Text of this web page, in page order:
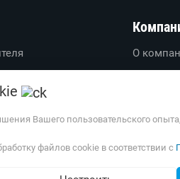
соглашение
О
О
Вашего пользовательского
файлов cookie в соответствии с